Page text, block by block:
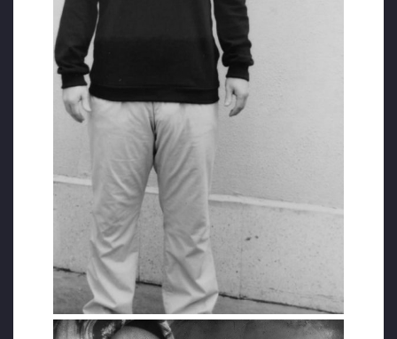
şöyle anlattı: Benim ile alakalı aleyhte
beyanları olan şahıslar da ilk kollukta baskı
altında işkence altındaki, insanlık dışı
şartlarda alınan ifadelerini reddediyor hatta
bunları yapan kişileri, bu mahkemede
huzurlarınızda söylüyorlar. Diyorlar ki,
isimlerini Ayhan, İlkay ve Fatih diye bildiğimiz,
duyduğumuz kişiler tarafından ve KOM
müdürü tarafından bizlere baskı, cebir ve
şiddet uygulandı. Ne yazık ki ne kadar
söylerse söylesinler mahkeme bu ifadeleri
duymuyor!”
“KONUŞ! YOKSA SENİ CENAZEYE GÖNDERMEYİZ”
En son Bartın Kız Meslek Lisesinde edebiyat